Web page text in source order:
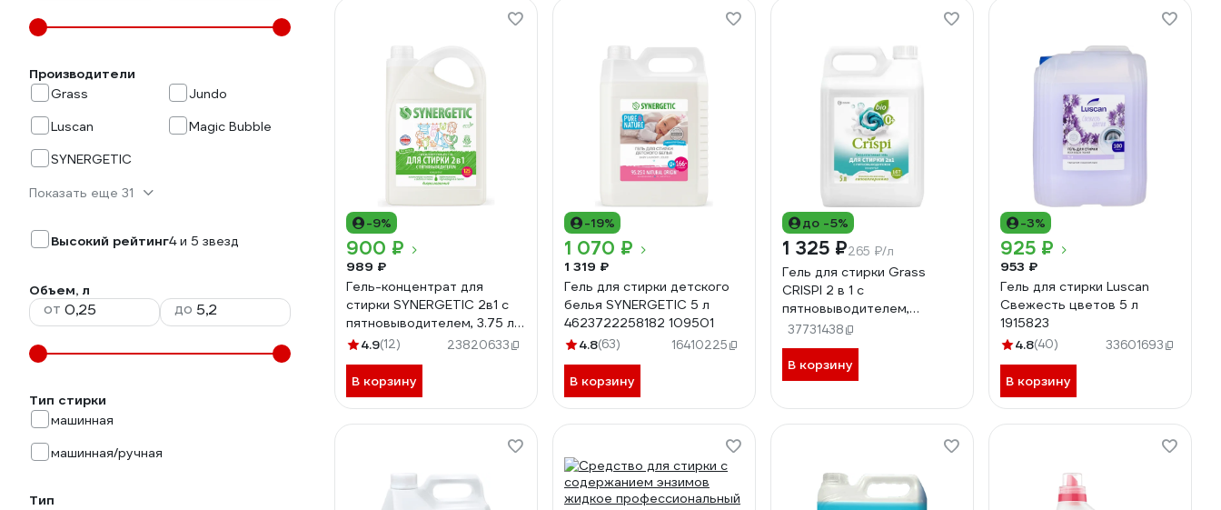
Производители
Grass
Jundo
Luscan
Magic Bubble
SYNERGETIC
Показать еще 31
Высокий рейтинг4 и 5 звезд
Объем, л
от до
Тип стирки
машинная
машинная/ручная
Тип
-9%
900 ₽
989 ₽
Гель-концентрат для
стирки SYNERGETIC 2в1 с
пятновыводителем, 3.75 л,
125 стирок 109803
4.9(12) 23820633
В корзину
-19%
1 070 ₽
1 319 ₽
Гель для стирки детского
белья SYNERGETIC 5 л
4623722258182 109501
4.8(63) 16410225
В корзину
до -5%
1 325 ₽265 ₽/л
Гель для стирки Grass
CRISPI 2 в 1 с
пятновыводителем,
концентрат, (канистра 5 кг)
125951
37731438
В корзину
-3%
925 ₽
953 ₽
Гель для стирки Luscan
Свежесть цветов 5 л
1915823
4.8(40) 33601693
В корзину